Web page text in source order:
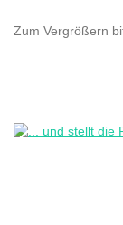
Zum Vergrößern